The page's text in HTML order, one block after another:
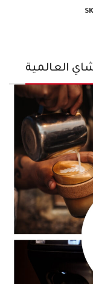
العالمية